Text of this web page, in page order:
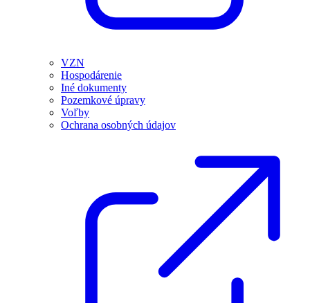
VZN
Hospodárenie
Iné dokumenty
Pozemkové úpravy
Voľby
Ochrana osobných údajov